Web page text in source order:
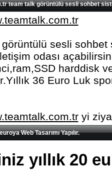
team talk görüntülü sesli sohbet
görüntülü sesli
odası
harddisk
36 Euro Luk
yi
Web Tasarımı Yapılır.
yıllık 20